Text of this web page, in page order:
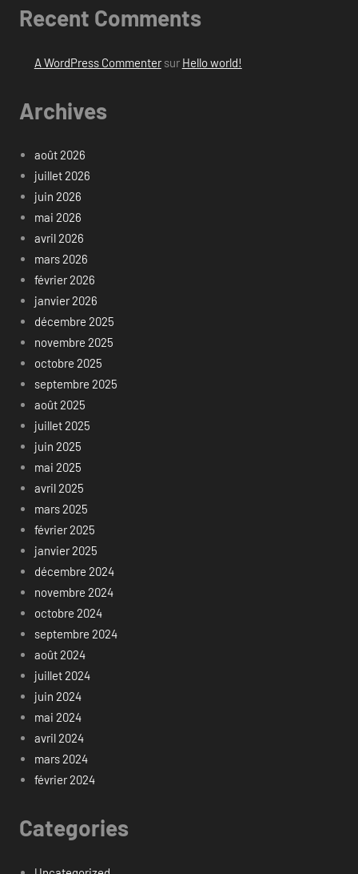
Recent Comments
A WordPress Commentersur Hello world!
Archives
août 2026
juillet 2026
juin 2026
mai 2026
avril 2026
mars 2026
février 2026
janvier 2026
décembre 2025
novembre 2025
octobre 2025
septembre 2025
août 2025
juillet 2025
juin 2025
mai 2025
avril 2025
mars 2025
février 2025
janvier 2025
décembre 2024
novembre 2024
octobre 2024
septembre 2024
août 2024
juillet 2024
juin 2024
mai 2024
avril 2024
mars 2024
février 2024
Categories